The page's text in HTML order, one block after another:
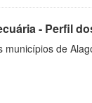
- Perfil
de